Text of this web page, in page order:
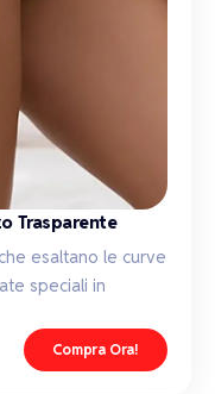
Trasparente
esaltano le curve
speciali in
Compra Ora!